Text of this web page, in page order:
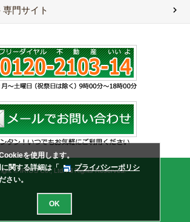
門サイト
© IRIOS Co., Ltd. All Rights Reserved.
を使用します。
関する詳細は「
プライバシーポリシ
さい。
OK